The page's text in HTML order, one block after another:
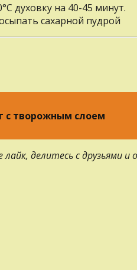
духовку на 40-45 минут.
сахарной пудрой
с творожным слоем
делитесь с